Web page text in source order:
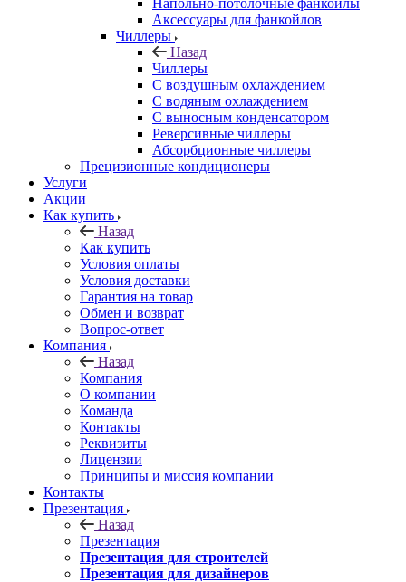
Напольно-потолочные фанкойлы
Аксессуары для фанкойлов
Чиллеры
Назад
Чиллеры
С воздушным охлаждением
С водяным охлаждением
С выносным конденсатором
Реверсивные чиллеры
Абсорбционные чиллеры
Прецизионные кондиционеры
Услуги
Акции
Как купить
Назад
Как купить
Условия оплаты
Условия доставки
Гарантия на товар
Обмен и возврат
Вопрос-ответ
Компания
Назад
Компания
О компании
Команда
Контакты
Реквизиты
Лицензии
Принципы и миссия компании
Контакты
Презентация
Назад
Презентация
Презентация для строителей
Презентация для дизайнеров